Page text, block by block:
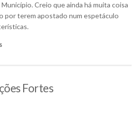
Creio que ainda há muita coisa
por terem apostado num espetáculo
Fortes